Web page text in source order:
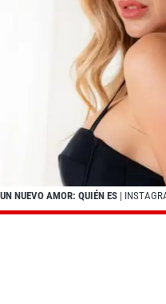
NUEVO AMOR: QUIÉN ES |